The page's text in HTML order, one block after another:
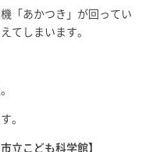
「あかつき」が回ってい
てしまいます。
。
市立こども科学館】